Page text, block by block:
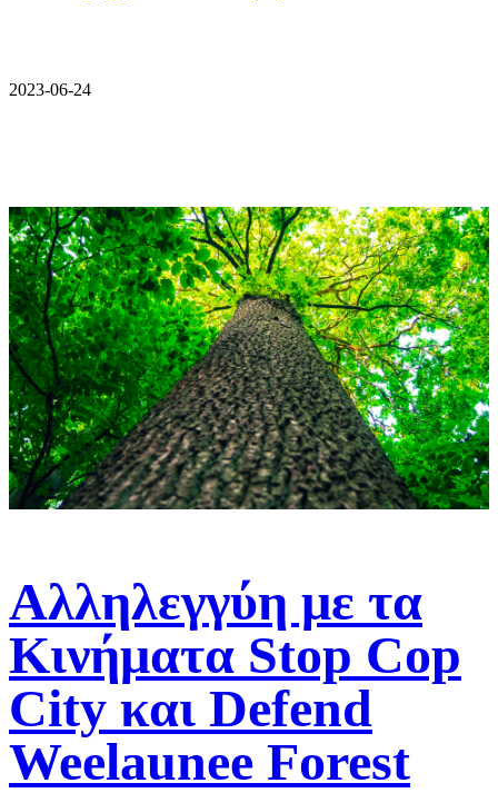
2023-06-24
Αλληλεγγύη με τα
Κινήματα Stop Cop
City και Defend
Weelaunee Forest